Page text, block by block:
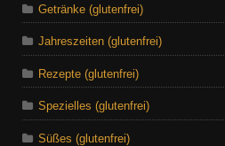
Getränke (glutenfrei)
Jahreszeiten (glutenfrei)
Rezepte (glutenfrei)
Spezielles (glutenfrei)
Süßes (glutenfrei)